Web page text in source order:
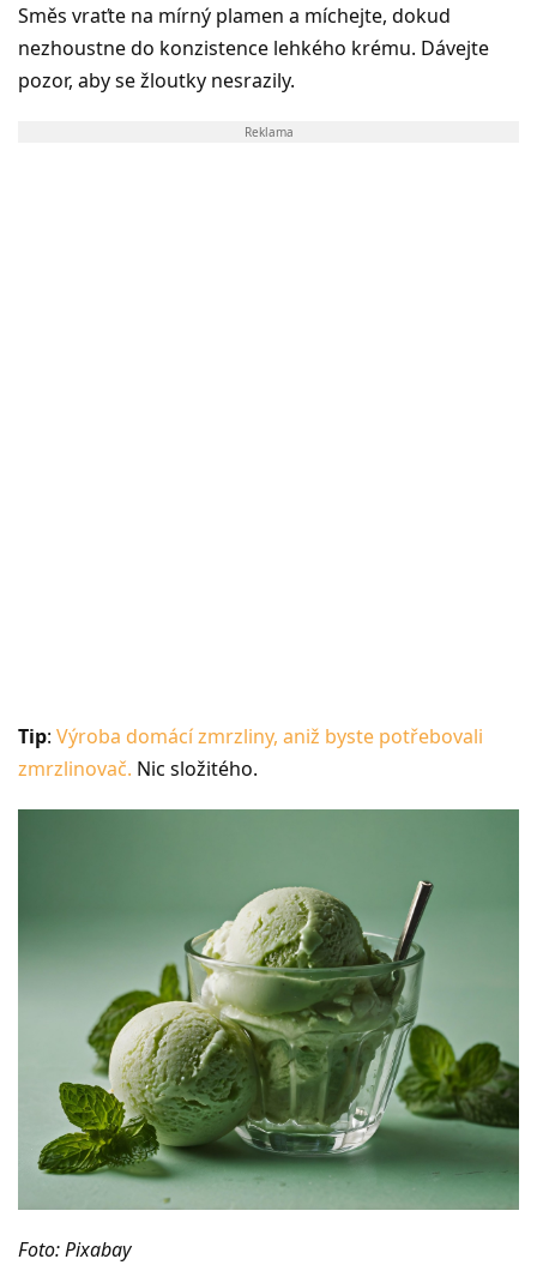
Směs vraťte na mírný plamen a míchejte, dokud
nezhoustne do konzistence lehkého krému. Dávejte
pozor, aby se žloutky nesrazily.
Reklama
Tip: Výroba domácí zmrzliny, aniž byste potřebovali
zmrzlinovač. Nic složitého.
Foto: Pixabay